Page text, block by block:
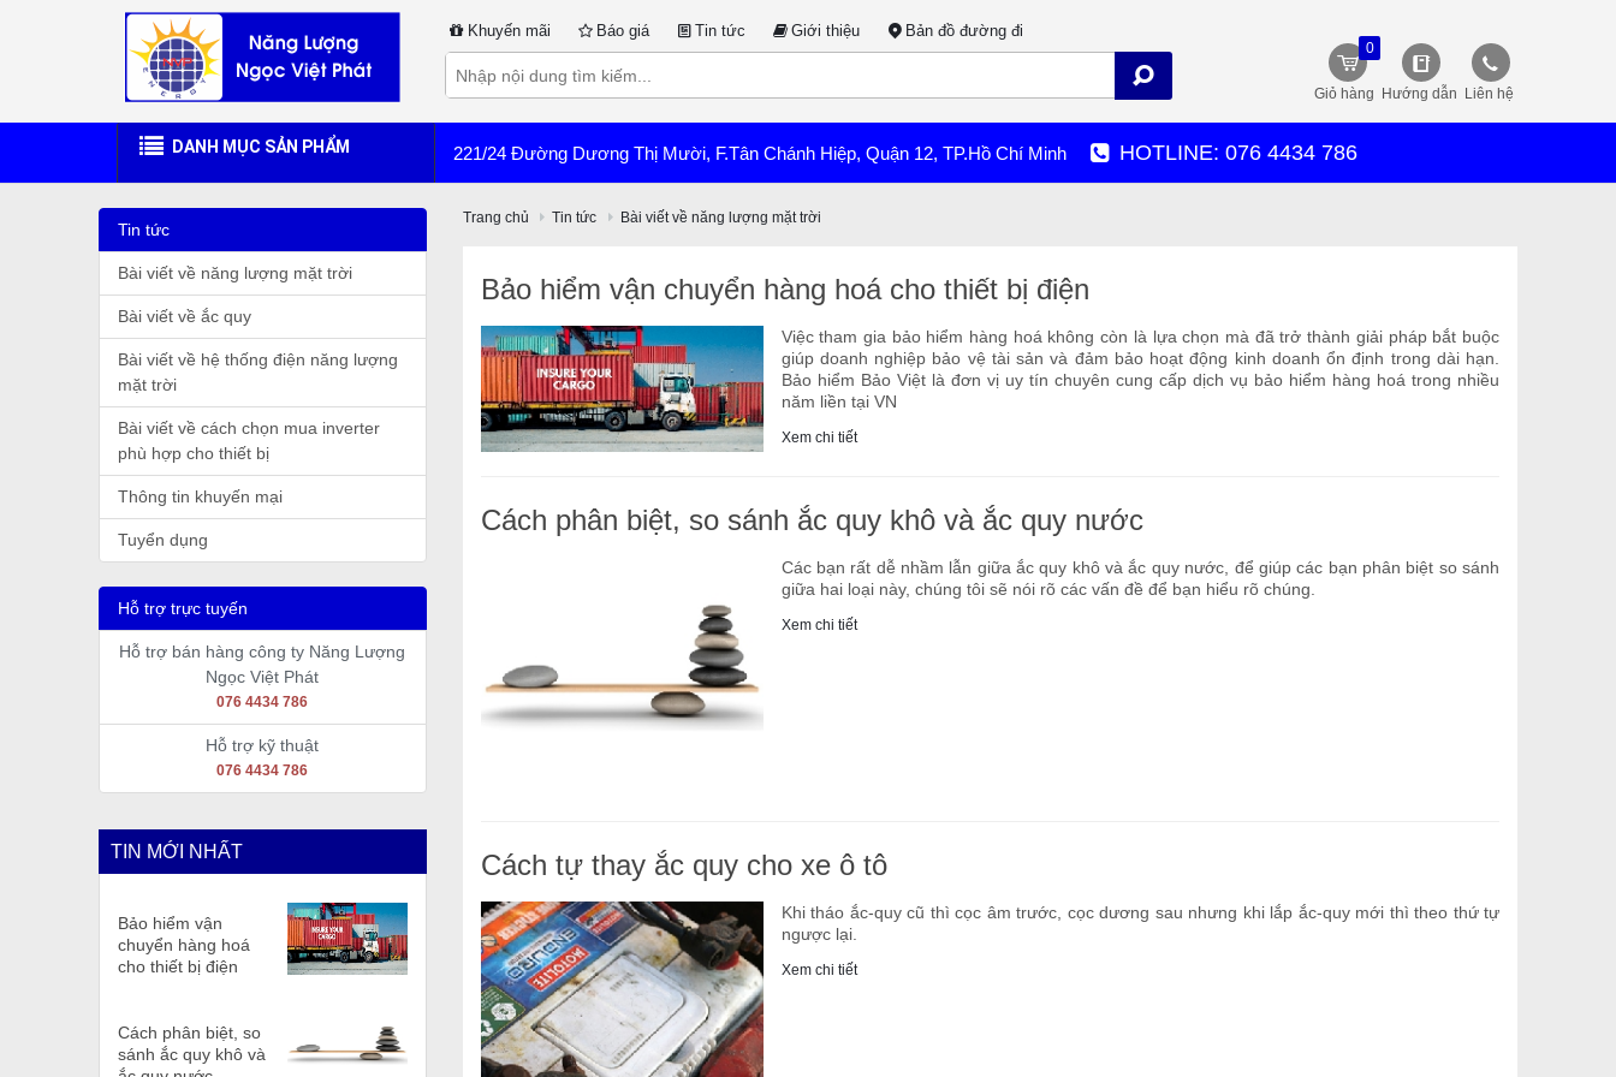
Khuyến mãi Báo giá Tin tức Giới thiệu Bản đồ đường đi
Giỏ hàng
0
Hướng dẫn Liên hệ
DANH MỤC SẢN PHẨM 221/24 Đường Dương Thị Mười, F.Tân Chánh Hiệp, Quận 12, TP.Hồ Chí Minh HOTLINE: 076 4434 786
Tin tức
Bài viết về năng lượng mặt trời
Bài viết về ắc quy
Bài viết về hệ thống điện năng lượng
mặt trời
Bài viết về cách chọn mua inverter
phù hợp cho thiết bị
Thông tin khuyến mại
Tuyển dụng
Hỗ trợ trực tuyến
Hỗ trợ bán hàng công ty Năng Lượng
Ngọc Việt Phát
076 4434 786
Hỗ trợ kỹ thuật
076 4434 786
TIN MỚI NHẤT
Bảo hiểm vận
chuyển hàng hoá
cho thiết bị điện
Cách phân biệt, so
sánh ắc quy khô và
Trang chủ Tin tức Bài viết về năng lượng mặt trời
Bảo hiểm vận chuyển hàng hoá cho thiết bị điện
Việc tham gia bảo hiểm hàng hoá không còn là lựa chọn mà đã trở thành giải pháp bắt buộc
giúp doanh nghiệp bảo vệ tài sản và đảm bảo hoạt động kinh doanh ổn định trong dài hạn.
Bảo hiểm Bảo Việt là đơn vị uy tín chuyên cung cấp dịch vụ bảo hiểm hàng hoá trong nhiều
năm liền tại VN
Xem chi tiết
Cách phân biệt, so sánh ắc quy khô và ắc quy nước
Các bạn rất dễ nhầm lẫn giữa ắc quy khô và ắc quy nước, để giúp các bạn phân biệt so sánh
giữa hai loại này, chúng tôi sẽ nói rõ các vấn đề để bạn hiểu rõ chúng.
Xem chi tiết
Cách tự thay ắc quy cho xe ô tô
Khi tháo ắc-quy cũ thì cọc âm trước, cọc dương sau nhưng khi lắp ắc-quy mới thì theo thứ tự
ngược lại.
Xem chi tiết